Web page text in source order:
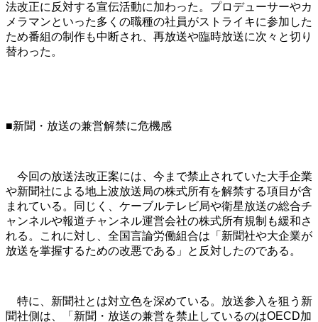
法改正に反対する宣伝活動に加わった。プロデューサーやカ
メラマンといった多くの職種の社員がストライキに参加した
ため番組の制作も中断され、再放送や臨時放送に次々と切り
替わった。
■新聞・放送の兼営解禁に危機感
今回の放送法改正案には、今まで禁止されていた大手企業
や新聞社による地上波放送局の株式所有を解禁する項目が含
まれている。同じく、ケーブルテレビ局や衛星放送の総合チ
ャンネルや報道チャンネル運営会社の株式所有規制も緩和さ
れる。これに対し、全国言論労働組合は「新聞社や大企業が
放送を掌握するための改悪である」と反対したのである。
特に、新聞社とは対立色を深めている。放送参入を狙う新
聞社側は、「新聞・放送の兼営を禁止しているのはOECD加